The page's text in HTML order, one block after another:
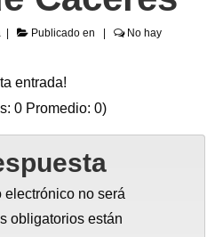
Publicado en
No hay
entrada!
0 Promedio: 0)
electrónico no será
obligatorios están